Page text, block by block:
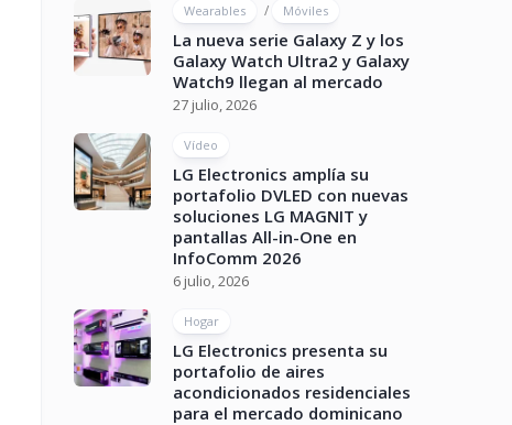
Wearables / Móviles
La nueva serie Galaxy Z y los
Galaxy Watch Ultra2 y Galaxy
Watch9 llegan al mercado
27 julio, 2026
Vídeo
LG Electronics amplía su
portafolio DVLED con nuevas
soluciones LG MAGNIT y
pantallas All-in-One en
InfoComm 2026
6 julio, 2026
Hogar
LG Electronics presenta su
portafolio de aires
acondicionados residenciales
para el mercado dominicano